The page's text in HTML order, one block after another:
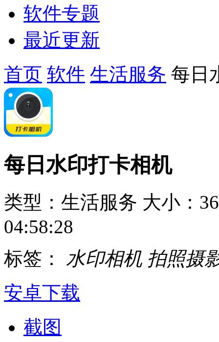
软件专题
最近更新
首页 软件 生活服务 每日
每日水印打卡相机
类型：生活服务 大小：
04:58:28
标签： 水印相机 拍照摄
安卓下载
截图